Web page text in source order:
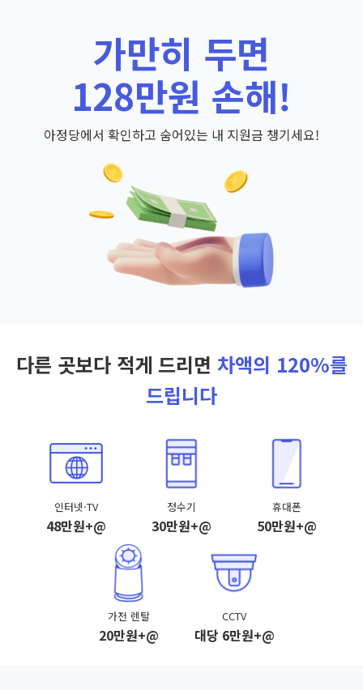
가만히 두면
128만원 손해!
아정당에서 확인하고 숨어있는 내 지원금 챙기세요!
다른 곳보다 적게 드리면 차액의 120%를
드립니다
인터넷·TV
48만원+@
정수기
30만원+@
휴대폰
50만원+@
가전 렌탈
20만원+@
CCTV
대당 6만원+@